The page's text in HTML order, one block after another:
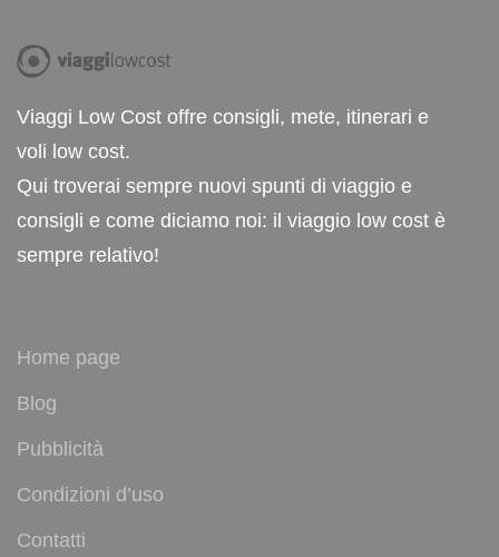
Viaggi Low Cost offre consigli, mete, itinerari e
voli low cost.
Qui troverai sempre nuovi spunti di viaggio e
consigli e come diciamo noi: il viaggio low cost è
sempre relativo!
Home page
Blog
Pubblicità
Condizioni d’uso
Contatti